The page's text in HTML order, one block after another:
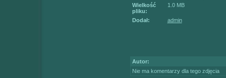
Wielkość
pliku:
1.0 MB
Dodał: admin
Autor:
Nie ma komentarzy dla tego zdjęcia